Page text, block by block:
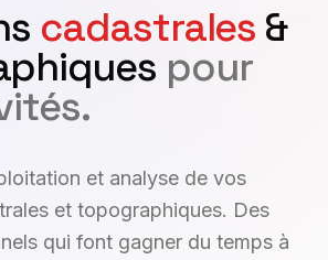
cadastrales &
pour
et analyse de vos
et topographiques. Des
qui font gagner du temps à